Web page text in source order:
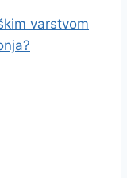
varstvom